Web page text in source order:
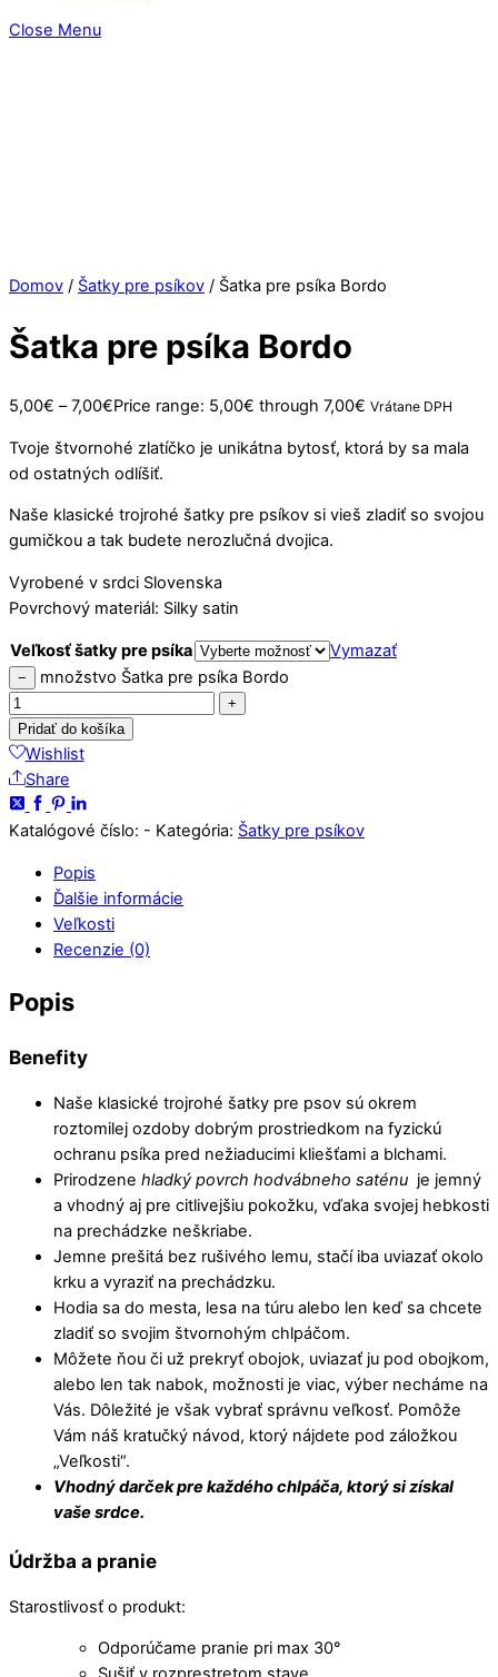
Close Menu
Domov / Šatky pre psíkov / Šatka pre psíka Bordo
Šatka pre psíka Bordo
5,00€ – 7,00€Price range: 5,00€ through 7,00€ Vrátane DPH
Tvoje štvornohé zlatíčko je unikátna bytosť, ktorá by sa mala
od ostatných odlíšiť.
Naše klasické trojrohé šatky pre psíkov si vieš zladiť so svojou
gumičkou a tak budete nerozlučná dvojica.
Vyrobené v srdci Slovenska
Povrchový materiál: Silky satin
Veľkosť šatky pre psíka Vymazať
− množstvo Šatka pre psíka Bordo
+
Pridať do košíka
Wishlist
Share
Katalógové číslo: - Kategória: Šatky pre psíkov
Popis
Ďalšie informácie
Veľkosti
Recenzie (0)
Popis
Benefity
Naše klasické trojrohé šatky pre psov sú okrem
roztomilej ozdoby dobrým prostriedkom na fyzickú
ochranu psíka pred nežiaducimi kliešťami a blchami.
Prirodzene hladký povrch hodvábneho saténu je jemný
a vhodný aj pre citlivejšiu pokožku, vďaka svojej hebkosti
na prechádzke neškriabe.
Jemne prešitá bez rušivého lemu, stačí iba uviazať okolo
krku a vyraziť na prechádzku.
Hodia sa do mesta, lesa na túru alebo len keď sa chcete
zladiť so svojim štvornohým chlpáčom.
Môžete ňou či už prekryť obojok, uviazať ju pod obojkom,
alebo len tak nabok, možnosti je viac, výber necháme na
Vás. Dôležité je však vybrať správnu veľkosť. Pomôže
Vám náš kratučký návod, ktorý nájdete pod záložkou
„Veľkosti“.
Vhodný darček pre každého chlpáča, ktorý si získal
vaše srdce.
Údržba a pranie
Starostlivosť o produkt:
Odporúčame pranie pri max 30°